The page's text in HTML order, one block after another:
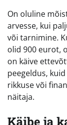
On oluline
arvesse, kui
või tarnimine.
olid 900 eurot,
on käive
peegeldus,
rikkuse või
näitaja.
Käibe ja